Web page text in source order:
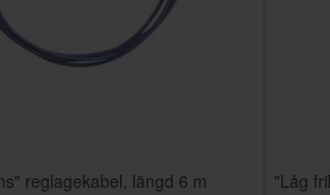
reglagekabel, längd 6 m "Låg